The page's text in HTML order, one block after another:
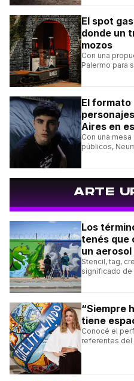
El spot
donde un
mozos
Con una
Palermo para
El
Aires en
Con una
públicos,
ARTE
Los
tenés que
un aerosol
Stencil, tag,
significado de
“Siempre
tiene
Conocé el
referentes del